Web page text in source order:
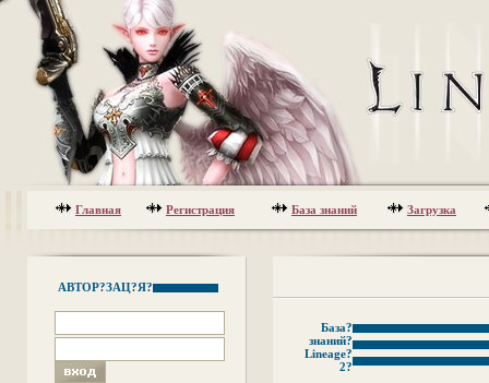
Главная Регистрация База знаний Загрузка
АВТОР?ЗАЦ?Я?
База?
знаний?
Lineage?
2?